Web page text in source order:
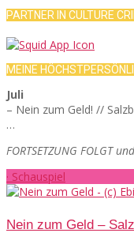
PARTNER IN CULTURE
MEINE
Juli
– Nein zum Geld! //
…
FORTSETZUNG FOLGT
· Schauspiel
Nein zum Geld –